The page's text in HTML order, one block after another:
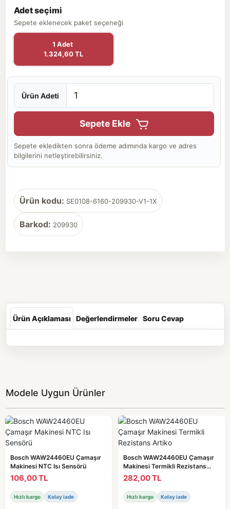
Adet seçimi
Sepete eklenecek paket seçeneği
1 Adet
1.324,60 TL
Ürün Adeti
Sepete Ekle
Sepete ekledikten sonra ödeme adımında kargo ve adres
bilgilerini netleştirebilirsiniz.
Ürün kodu: SE0108-6160-209930-V1-1X
Barkod: 209930
Ürün Açıklaması Değerlendirmeler Soru Cevap
Modele Uygun Ürünler
Bosch WAW24460EU Çamaşır
Makinesi NTC Isı Sensörü
106,00 TL
Hızlı kargo Kolay iade
Bosch WAW24460EU Çamaşır
Makinesi Termikli Rezistans
Artiko
282,00 TL
Hızlı kargo Kolay iade